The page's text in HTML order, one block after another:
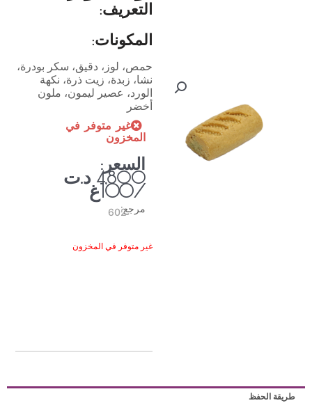
التعريف:
المكونات:
حمص، لوز، دقيق، سكر بودرة،
نشا، زبدة، زيت ذرة، نكهة
الورد، عصير ليمون، ملون
أخضر
غير متوفر في
المخزون
السعر:
4,800 د.ت
مرجع:602
غير متوفر في المخزون
طريقة الحفظ